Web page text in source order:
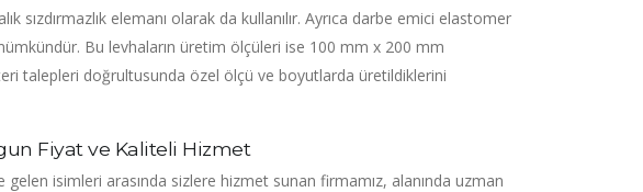
sızdırmazlık elemanı olarak da kullanılır. Ayrıca darbe emici elastomer
Bu levhaların üretim ölçüleri ise 100 mm x 200 mm
talepleri doğrultusunda özel ölçü ve boyutlarda üretildiklerini
Fiyat ve Kaliteli Hizmet
isimleri arasında sizlere hizmet sunan firmamız, alanında uzman